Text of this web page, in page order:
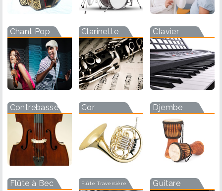
Chant Pop Clarinette Clavier
Contrebasse Cor Djembe
Flûte à Bec Flûte Traversière Guitare